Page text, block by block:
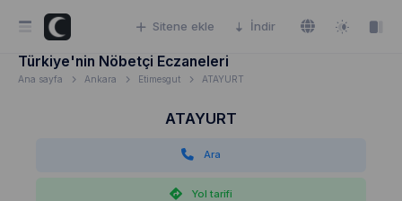
Sitene ekle İndir
Türkiye'nin Nöbetçi Eczaneleri
Ana sayfa Ankara Etimesgut ATAYURT
ATAYURT
Ara
Yol tarifi